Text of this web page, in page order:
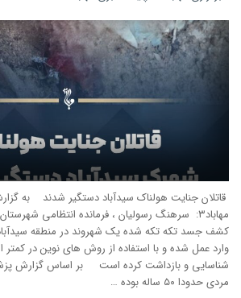
قاتلان جنایت هولناک سیدآباد دستگیر شدند به
مهاباد۳: سرهنگ رسولیان ، فرمانده انتظامی
کشف جسد تکه تکه شده یک شهروند در منطقه
شناسايی و بازداشت کرده است بر اساس گزارش
مردی حدودا ۵۰ ساله بوده …